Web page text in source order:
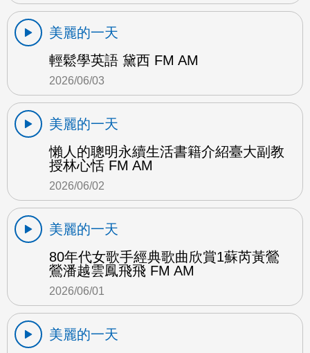
美麗的一天
輕鬆學英語 黛西 FM AM
2026/06/03
美麗的一天
懶人的聰明永續生活書籍介紹臺大副教
授林心恬 FM AM
2026/06/02
美麗的一天
80年代女歌手經典歌曲欣賞1蘇芮黃鶯
鶯潘越雲鳳飛飛 FM AM
2026/06/01
美麗的一天